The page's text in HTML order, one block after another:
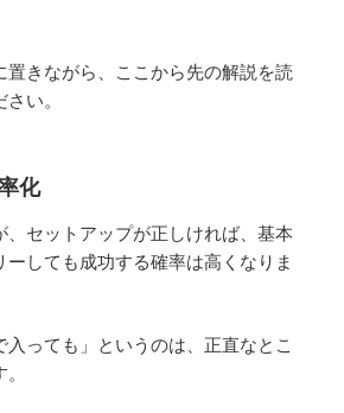
置きながら、ここから先の解説を読
い。
化
、セットアップが正しければ、基本
ーしても成功する確率は高くなりま
入っても」というのは、正直なとこ